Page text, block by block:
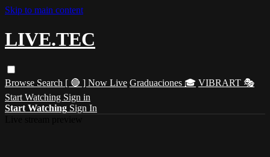
Skip to main content
LIVE.TEC
Browse Search [ 🔴 ] Now Live Graduaciones 🎓 VIBRART 🎭
Start Watching Sign in
Start Watching Sign In